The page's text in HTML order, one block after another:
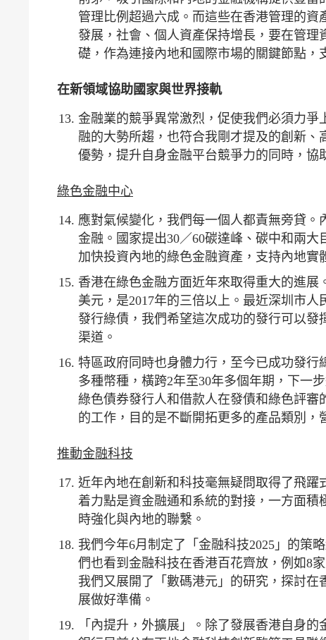
管理比例超過六成。而這些在香港管理的
發展，社會、個人資產保持增長，要在管
礎，作為連接內地和國際市場的關鍵節點，
在新領域協助國家與世界接軌
金融業的競爭異常激烈，促使我們必須力
融的大勢所趨，也符合我剛才提及的創新
優勢，提升自身金融平台競爭力的同時，協
綠色金融中心
應對氣候變化，我們每一個人都責無旁貸
金融。國家提出30／60碳達峰、碳中和兩
加快投資內地的綠色金融資產，支持內地實
香港在綠色金融方面近年來取得重大的進展
美元，是2017年的三倍以上。最近深圳市
發行綠債，我們希望這次成功的發行可以
渠道。
特區政府同時也身體力行，至今已成功發
多種幣種，橫跨2年至30年多個年期，下一
綠色債券發行人和借款人在發債和綠色評
的工作，目的是不斷開拓更多的產品類別，
推動金融科技
近年內地在創新和科技毫無疑問取得了飛躍
着力點是資金融通和系統的對接，一方面
時強化與內地的聯繫。
我們今年6月制定了「金融科技2025」的策
們也看到金融科技在香港百花齊放，例如8
我們又展開了「數碼港元」的研究，探討
展做好準備。
「內提升，外擴展」。除了發展香港自身